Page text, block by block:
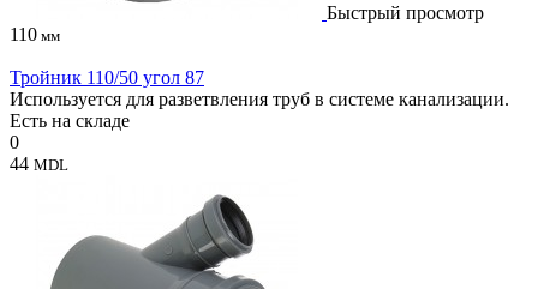
Быстрый просмотр
110 мм
Тройник 110/50 угол 87
Используется для разветвления труб в системе канализации.
Есть на складе
0
44 MDL